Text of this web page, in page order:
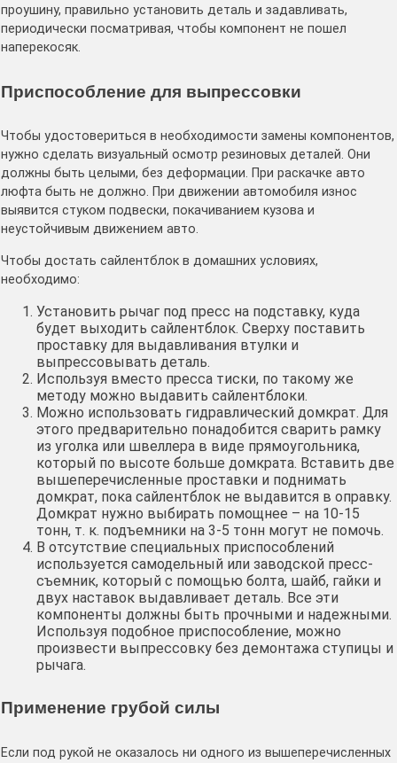
проушину, правильно установить деталь и задавливать,
периодически посматривая, чтобы компонент не пошел
наперекосяк.
Приспособление для выпрессовки
Чтобы удостовериться в необходимости замены компонентов,
нужно сделать визуальный осмотр резиновых деталей. Они
должны быть целыми, без деформации. При раскачке авто
люфта быть не должно. При движении автомобиля износ
выявится стуком подвески, покачиванием кузова и
неустойчивым движением авто.
Чтобы достать сайлентблок в домашних условиях,
необходимо:
Установить рычаг под пресс на подставку, куда
будет выходить сайлентблок. Сверху поставить
проставку для выдавливания втулки и
выпрессовывать деталь.
Используя вместо пресса тиски, по такому же
методу можно выдавить сайлентблоки.
Можно использовать гидравлический домкрат. Для
этого предварительно понадобится сварить рамку
из уголка или швеллера в виде прямоугольника,
который по высоте больше домкрата. Вставить две
вышеперечисленные проставки и поднимать
домкрат, пока сайлентблок не выдавится в оправку.
Домкрат нужно выбирать помощнее – на 10-15
тонн, т. к. подъемники на 3-5 тонн могут не помочь.
В отсутствие специальных приспособлений
используется самодельный или заводской пресс-
съемник, который с помощью болта, шайб, гайки и
двух наставок выдавливает деталь. Все эти
компоненты должны быть прочными и надежными.
Используя подобное приспособление, можно
произвести выпрессовку без демонтажа ступицы и
рычага.
Применение грубой силы
Если под рукой не оказалось ни одного из вышеперечисленных